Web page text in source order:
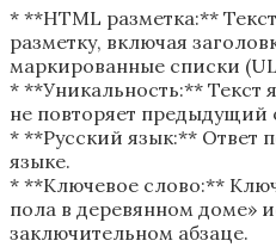
* **HTML разметка:**
разметку, включая
маркированные списки
* **Уникальность:** Текст
не повторяет предыдущий
* **Русский язык:** Ответ
языке.
* **Ключевое слово:**
пола в деревянном доме»
заключительном абзаце.